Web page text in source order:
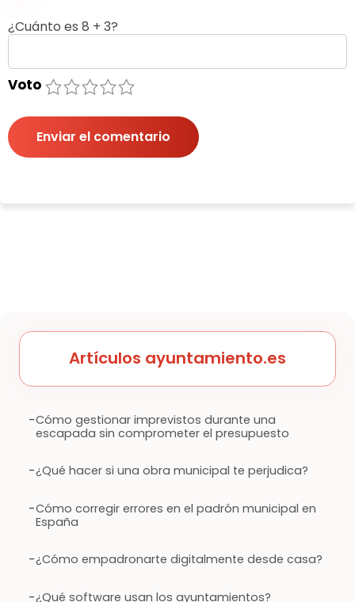
¿Cuánto es 8 + 3?
Voto 5
4
3
2
1
Enviar el comentario
Artículos ayuntamiento.es
-Cómo gestionar imprevistos durante una
escapada sin comprometer el presupuesto
-¿Qué hacer si una obra municipal te perjudica?
-Cómo corregir errores en el padrón municipal en
España
-¿Cómo empadronarte digitalmente desde casa?
-¿Qué software usan los ayuntamientos?